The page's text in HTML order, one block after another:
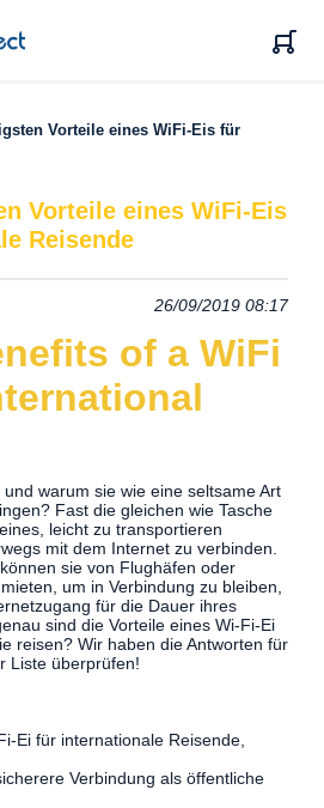
Vorteile eines WiFi-Eis für
Vorteile eines WiFi-Eis
Reisende
26/09/2019 08:17
warum sie wie eine seltsame Art
Fast die gleichen wie Tasche
leicht zu transportieren
mit dem Internet zu verbinden.
sie von Flughäfen oder
um in Verbindung zu bleiben,
für die Dauer ihres
sind die Vorteile eines Wi-Fi-Ei
reisen? Wir haben die Antworten für
Liste überprüfen!
Ei für internationale Reisende,
Verbindung als öffentliche